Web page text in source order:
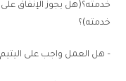
خدمته؟(هل يجوز الإنفاق
خدمته)؟
– هل العمل واجب على اليتيم